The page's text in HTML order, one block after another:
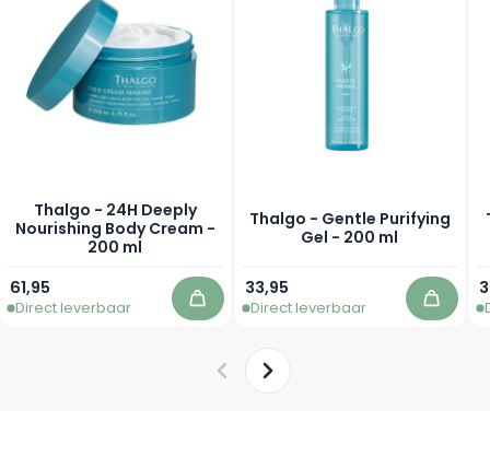
Thalgo - 24H Deeply
Nourishing Body Cream -
200 ml
61,95
Direct leverbaar In winkelwagen
Thalgo - Gentle Purifying
Gel - 200 ml
33,95
Direct leverbaar In